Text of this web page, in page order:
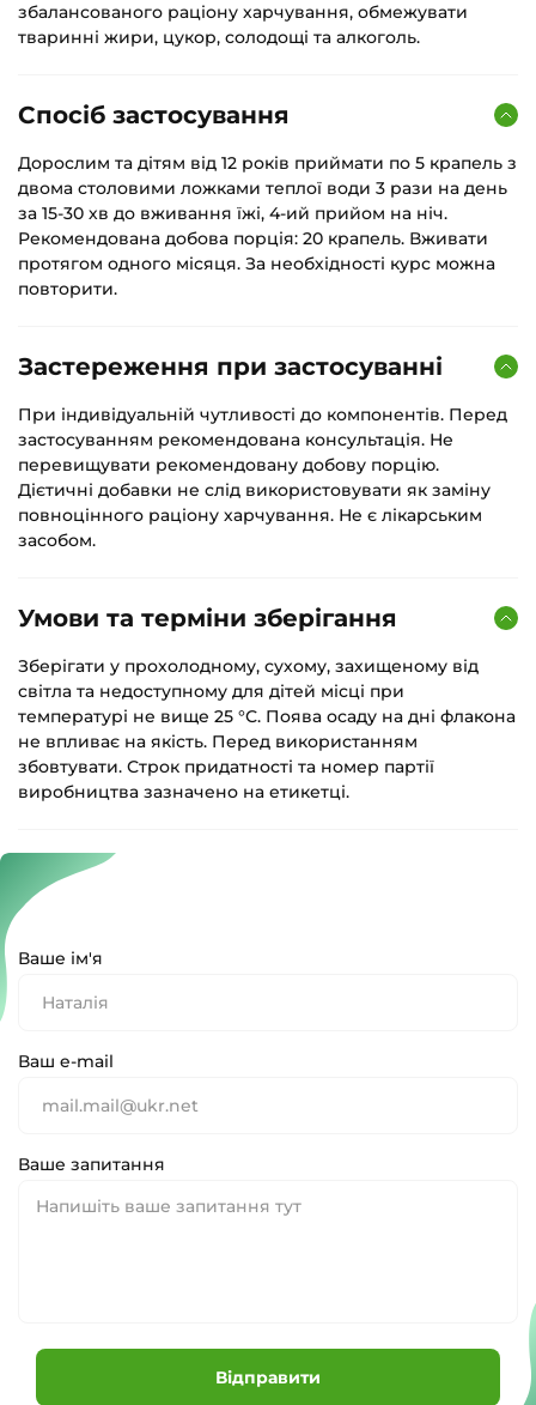
збалансованого раціону харчування, обмежувати
тваринні жири, цукор, солодощі та алкоголь.
Спосіб застосування
Дорослим та дітям від 12 років приймати по 5 крапель з
двома столовими ложками теплої води 3 рази на день
за 15-30 хв до вживання їжі, 4-ий прийом на ніч.
Рекомендована добова порція: 20 крапель. Вживати
протягом одного місяця. За необхідності курс можна
повторити.
Застереження при застосуванні
При індивідуальній чутливості до компонентів. Перед
застосуванням рекомендована консультація. Не
перевищувати рекомендовану добову порцію.
Дієтичні добавки не слід використовувати як заміну
повноцінного раціону харчування. Не є лікарським
засобом.
Умови та терміни зберігання
Зберігати у прохолодному, сухому, захищеному від
світла та недоступному для дітей місці при
температурі не вище 25 °С. Поява осаду на дні флакона
не впливає на якість. Перед використанням
збовтувати. Строк придатності та номер партії
виробництва зазначено на етикетці.
Ваше ім'я
Ваш e-mail
Ваше запитання
Відправити